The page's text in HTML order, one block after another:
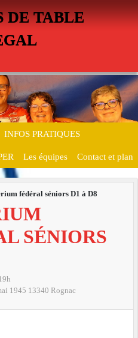
DE TABLE
INFOS PRATIQUES
Les équipes Contact et plan
fédéral séniors D1 à D8
SÉNIORS
1945 13340 Rognac